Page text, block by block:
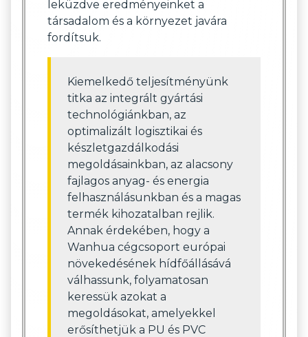
leküzdve eredményeinket a
társadalom és a környezet javára
fordítsuk.
Kiemelkedő teljesítményünk
titka az integrált gyártási
technológiánkban, az
optimalizált logisztikai és
készletgazdálkodási
megoldásainkban, az alacsony
fajlagos anyag- és energia
felhasználásunkban és a magas
termék kihozatalban rejlik.
Annak érdekében, hogy a
Wanhua cégcsoport európai
növekedésének hídfőállásává
válhassunk, folyamatosan
keressük azokat a
megoldásokat, amelyekkel
erősíthetjük a PU és PVC